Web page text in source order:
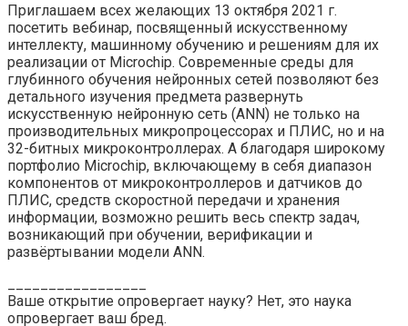
Приглашаем всех желающих 13 октября 2021 г.
посетить вебинар, посвященный искусственному
интеллекту, машинному обучению и решениям для их
реализации от Microchip. Современные среды для
глубинного обучения нейронных сетей позволяют без
детального изучения предмета развернуть
искусственную нейронную сеть (ANN) не только на
производительных микропроцессорах и ПЛИС, но и на
32-битных микроконтроллерах. А благодаря широкому
портфолио Microchip, включающему в себя диапазон
компонентов от микроконтроллеров и датчиков до
ПЛИС, средств скоростной передачи и хранения
информации, возможно решить весь спектр задач,
возникающий при обучении, верификации и
развёртывании модели ANN.
Ваше открытие опровергает науку? Нет, это наука
опровергает ваш бред.